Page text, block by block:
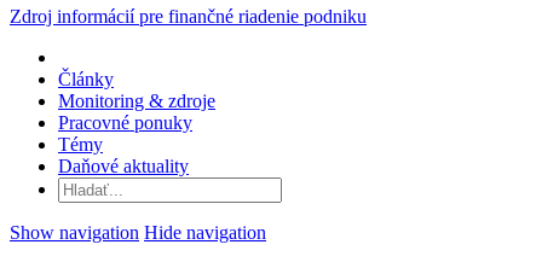
Zdroj informácií pre finančné riadenie podniku
Články
Monitoring & zdroje
Pracovné ponuky
Témy
Daňové aktuality
Show navigation Hide navigation